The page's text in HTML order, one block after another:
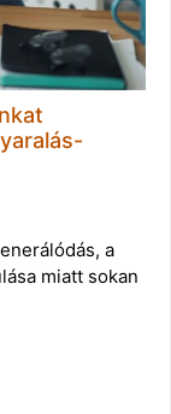
a
miatt sokan